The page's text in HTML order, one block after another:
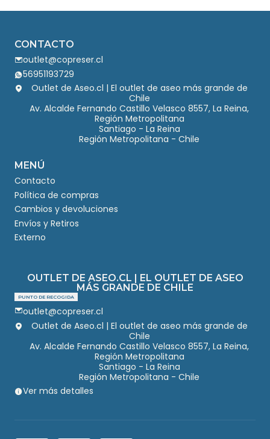
CONTACTO
outlet@copreser.cl
56951193729
Outlet de Aseo.cl | El outlet de aseo más grande de
Chile
Av. Alcalde Fernando Castillo Velasco 8557, La Reina,
Región Metropolitana
Santiago - La Reina
Región Metropolitana - Chile
MENÚ
Contacto
Política de compras
Cambios y devoluciones
Envíos y Retiros
Externo
OUTLET DE ASEO.CL | EL OUTLET DE ASEO
MÁS GRANDE DE CHILE
PUNTO DE RECOGIDA
outlet@copreser.cl
Outlet de Aseo.cl | El outlet de aseo más grande de
Chile
Av. Alcalde Fernando Castillo Velasco 8557, La Reina,
Región Metropolitana
Santiago - La Reina
Región Metropolitana - Chile
Ver más detalles